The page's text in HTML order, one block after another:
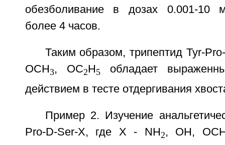
обезболивание в дозах 0.001-10
более 4 часов.
Таким образом, трипептид Tyr-
ОСН 3, ОС2 Н 5 обладает
действием в тесте отдергивания
Пример 2. Изучение
Pro-D-Ser-X, где X - NH2, ОН,